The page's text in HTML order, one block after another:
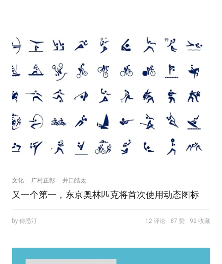
文化 广村正彰 井口皓太
又一个第一，东京奥林匹克将首次使用动态图标
by 傅悉汀 12 评论 87 赞 92 收藏